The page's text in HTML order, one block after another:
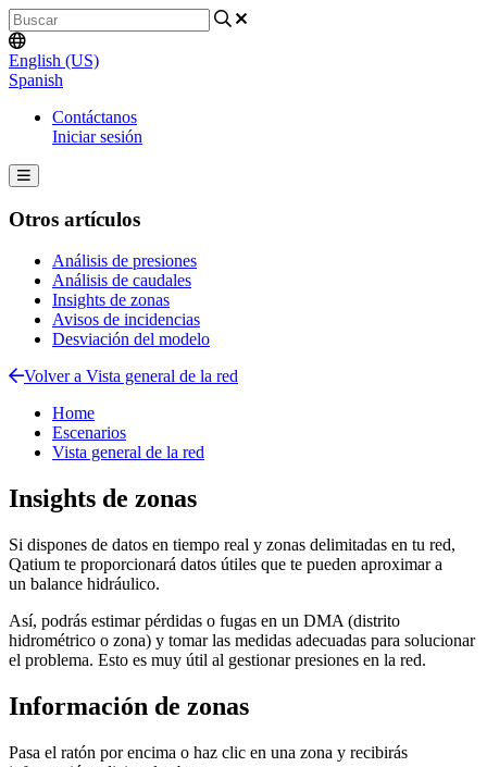
English (US)
Spanish
Contáctanos
Iniciar sesión
Otros artículos
Análisis de presiones
Análisis de caudales
Insights de zonas
Avisos de incidencias
Desviación del modelo
Volver a Vista general de la red
Home
Escenarios
Vista general de la red
Insights de zonas
Si dispones de datos en tiempo real y zonas delimitadas en tu red,
Qatium te proporcionará datos útiles que te pueden aproximar a
un balance hidráulico.
Así, podrás estimar pérdidas o fugas en un DMA (distrito
hidrométrico o zona) y tomar las medidas adecuadas para solucionar
el problema. Esto es muy útil al gestionar presiones en la red.
Información de zonas
Pasa el ratón por encima o haz clic en una zona y recibirás